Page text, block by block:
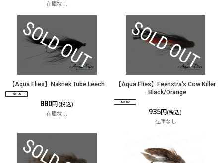
在庫なし
【Aqua Flies】Naknek Tube Leech
880円 (税込)
在庫なし
【Aqua Flies】Feenstra's Cow Killer
- Black/Orange
935円 (税込)
在庫なし